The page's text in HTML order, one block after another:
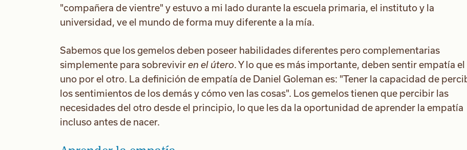
"compañera de vientre" y estuvo a mi lado durante la escuela primaria, el instituto y la
universidad, ve el mundo de forma muy diferente a la mía.
Sabemos que los gemelos deben poseer habilidades diferentes pero complementarias
simplemente para sobreviviren el útero. Y lo que es más importante, deben sentir empatía el
uno por el otro. La definición de empatía de Daniel Goleman es: "Tener la capacidad de
los sentimientos de los demás y cómo ven las cosas". Los gemelos tienen que percibir las
necesidades del otro desde el principio, lo que les da la oportunidad de aprender la empatía
incluso antes de nacer.